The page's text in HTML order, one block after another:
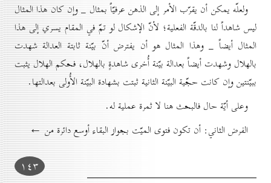
ولعلّه يمكن أن يقرّب الأمر إلى الذهن عرفيّاً بمثال _ وإن كان هذا المثال
ليس شاهداً لنا بالدقّة الفعلية؛ لأنّ الإشكال لو تمّ في المقام يسري إلى هذا
المثال أيضاً _ وهذا المثال هو أن يفترض أنّ بيّنة ثابتة العدالة شهدت
بالهلال وشهدت أيضاً بعدالة بيّنة أُخرى شاهدةٍ بالهلال، فحكم الهلال يثبت
ببيّنتين وإن كانت حجّية البيّنة الثانية ثبتت بشهادة البيّنة الأُولى بعدالتها.
وعلى أيّة حال فالبحث هنا لا ثمرة عملية له.
الفرض الثاني: أن تكون فتوى الميّت بجواز البقاء أوسع دائرة من ←
۱٤۳